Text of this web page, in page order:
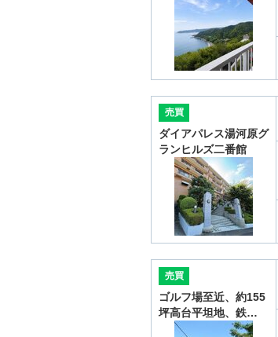
売買
ダイアパレス湯河原グ
ランヒルズ二番館
売買
ゴルフ場至近、約155
坪高台平坦地、鉄…